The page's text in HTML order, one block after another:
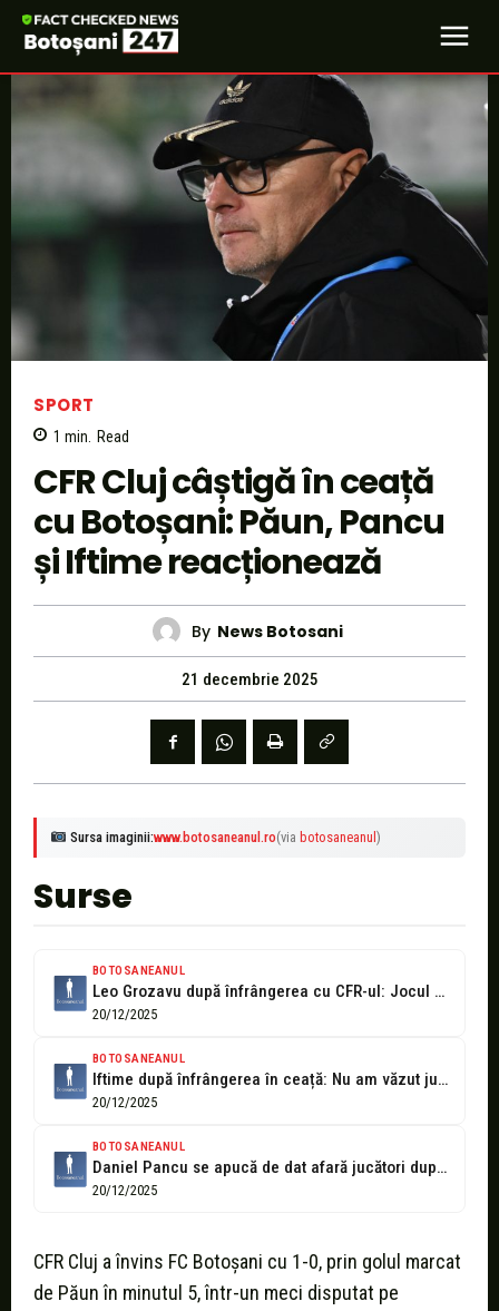
SPORT
1 min. Read
CFR Cluj câștigă în ceață
cu Botoșani: Păun, Pancu
și Iftime reacționează
By News Botosani
21 decembrie 2025
Sursa imaginii:www.botosaneanul.ro(via botosaneanul )
Surse
BOTOSANEANUL
Leo Grozavu după înfrângerea cu CFR-ul: Jocul nostru a fost în ceață,...
20/12/2025
BOTOSANEANUL
Iftime după înfrângerea în ceață: Nu am văzut jucători, nu am văzut...
20/12/2025
BOTOSANEANUL
Daniel Pancu se apucă de dat afară jucători după victoria cu Botoșaniul:...
20/12/2025
CFR Cluj a învins FC Botoșani cu 1-0, prin golul marcat
de Păun în minutul 5, într-un meci disputat pe